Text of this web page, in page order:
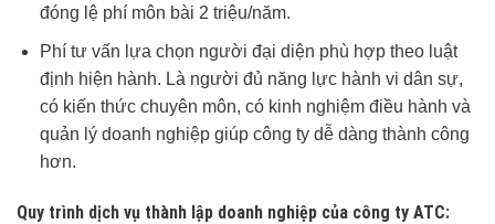
đóng lệ phí môn bài 2 triệu/năm.
Phí tư vấn lựa chọn người đại diện phù hợp theo luật
định hiện hành. Là người đủ năng lực hành vi dân sự,
có kiến thức chuyên môn, có kinh nghiệm điều hành và
quản lý doanh nghiệp giúp công ty dễ dàng thành công
hơn.
Quy trình dịch vụ thành lập doanh nghiệp của công ty ATC: